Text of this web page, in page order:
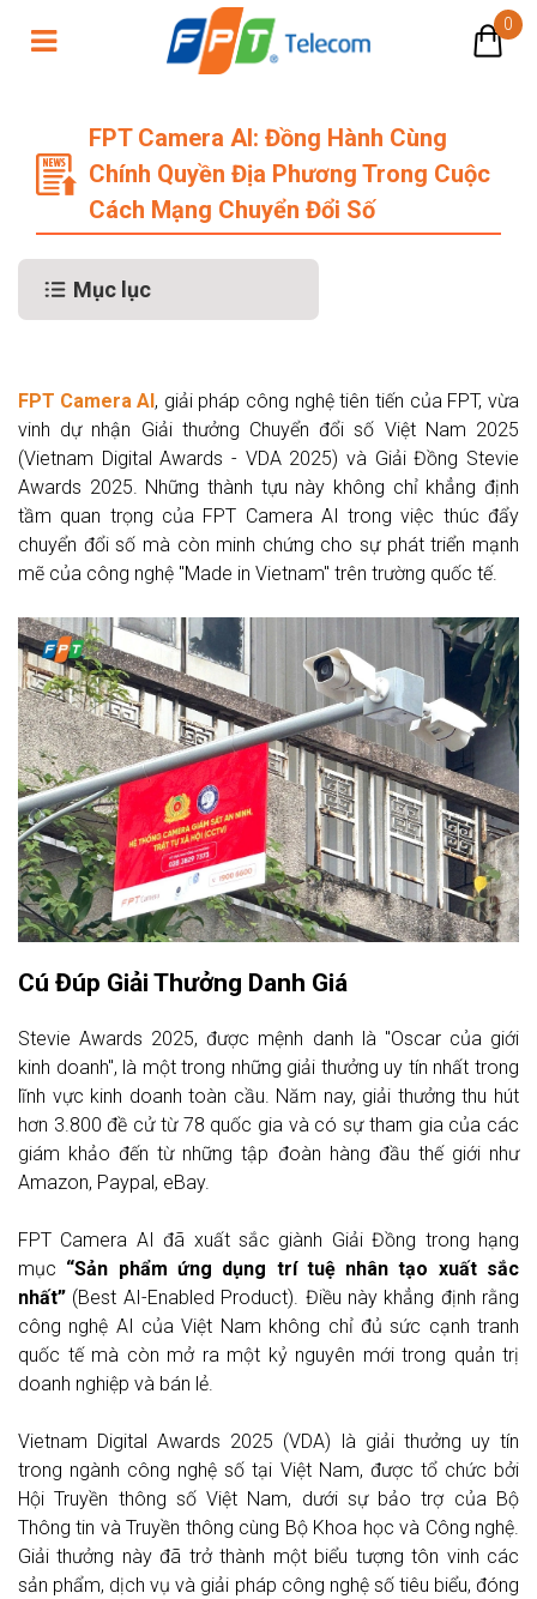
0
FPT Camera AI: Đồng Hành Cùng
Chính Quyền Địa Phương Trong Cuộc
Cách Mạng Chuyển Đổi Số
Mục lục
FPT Camera AI, giải pháp công nghệ tiên tiến của FPT, vừa
vinh dự nhận Giải thưởng Chuyển đổi số Việt Nam 2025
(Vietnam Digital Awards - VDA 2025) và Giải Đồng Stevie
Awards 2025. Những thành tựu này không chỉ khẳng định
tầm quan trọng của FPT Camera AI trong việc thúc đẩy
chuyển đổi số mà còn minh chứng cho sự phát triển mạnh
mẽ của công nghệ "Made in Vietnam" trên trường quốc tế.
Cú Đúp Giải Thưởng Danh Giá
Stevie Awards 2025, được mệnh danh là "Oscar của giới
kinh doanh", là một trong những giải thưởng uy tín nhất trong
lĩnh vực kinh doanh toàn cầu. Năm nay, giải thưởng thu hút
hơn 3.800 đề cử từ 78 quốc gia và có sự tham gia của các
giám khảo đến từ những tập đoàn hàng đầu thế giới như
Amazon, Paypal, eBay.
FPT Camera AI đã xuất sắc giành Giải Đồng trong hạng
mục “Sản phẩm ứng dụng trí tuệ nhân tạo xuất sắc
nhất” (Best AI-Enabled Product). Điều này khẳng định rằng
công nghệ AI của Việt Nam không chỉ đủ sức cạnh tranh
quốc tế mà còn mở ra một kỷ nguyên mới trong quản trị
doanh nghiệp và bán lẻ.
Vietnam Digital Awards 2025 (VDA) là giải thưởng uy tín
trong ngành công nghệ số tại Việt Nam, được tổ chức bởi
Hội Truyền thông số Việt Nam, dưới sự bảo trợ của Bộ
Thông tin và Truyền thông cùng Bộ Khoa học và Công nghệ.
Giải thưởng này đã trở thành một biểu tượng tôn vinh các
sản phẩm, dịch vụ và giải pháp công nghệ số tiêu biểu, đóng